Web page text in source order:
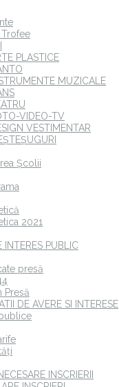
Trofee
PLASTICE
MUZICALE
VIDEO-TV
VESTIMENTAR
Școlii
2021
INTERES PUBLIC
presă
Presă
DE AVERE SI INTERESE
INSCRIERII